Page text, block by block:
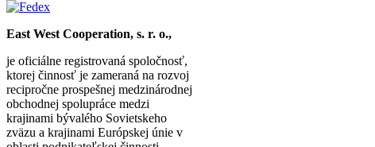
East West Cooperation, s. r. o.,
je oficiálne registrovaná spoločnosť,
ktorej činnosť je zameraná na rozvoj
recipročne prospešnej medzinárodnej
obchodnej spolupráce medzi
krajinami bývalého Sovietskeho
zväzu a krajinami Európskej únie v